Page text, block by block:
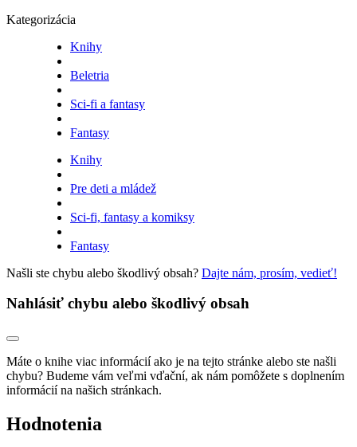
Kategorizácia
Knihy
Beletria
Sci-fi a fantasy
Fantasy
Knihy
Pre deti a mládež
Sci-fi, fantasy a komiksy
Fantasy
Našli ste chybu alebo škodlivý obsah? Dajte nám, prosím, vedieť!
Nahlásiť chybu alebo škodlivý obsah
Máte o knihe viac informácií ako je na tejto stránke alebo ste našli
chybu? Budeme vám veľmi vďační, ak nám pomôžete s doplnením
informácií na našich stránkach.
Hodnotenia